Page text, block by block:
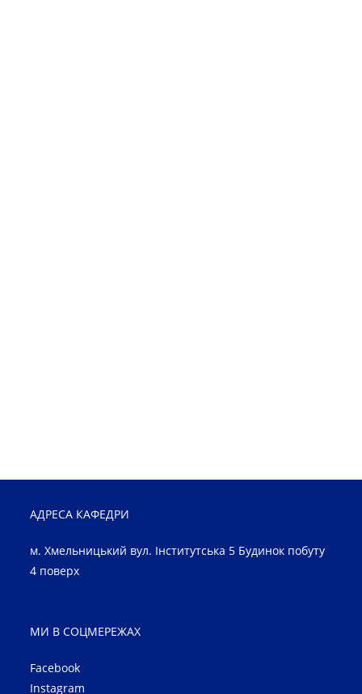
АДРЕСА КАФЕДРИ
м. Хмельницький вул. Інститутська 5 Будинок побуту
4 поверх
МИ В СОЦМЕРЕЖАХ
Facebook
Instagram